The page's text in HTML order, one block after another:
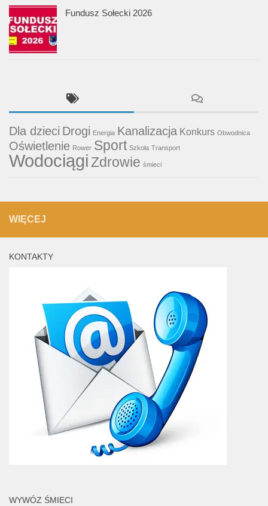
Fundusz Sołecki 2026
Dla dzieci Drogi Energia Kanalizacja Konkurs Obwodnica
Oświetlenie Rower Sport Szkoła Transport
WodociągiZdrowie śmieci
WIĘCEJ
KONTAKTY
WYWÓZ ŚMIECI